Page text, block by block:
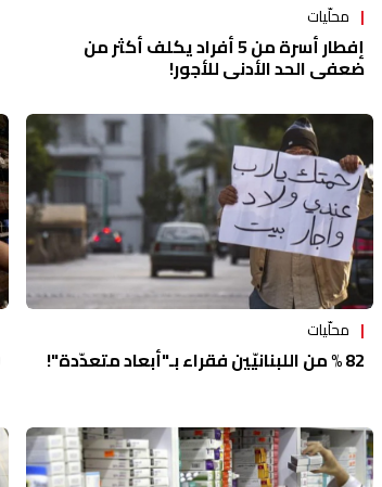
محلّيات
إفطار أسرة من 5 أفراد يكلف أكثر من
ضعفي الحد الأدنى للأجور!
محلّيات
82 % من اللبنانيّين فقراء بـ"أبعاد متعدّدة"!